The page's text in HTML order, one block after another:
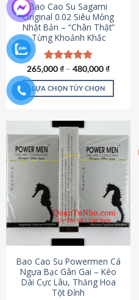
Bao Cao Su Sagami
Original 0.02 Siêu Mỏng
Nhật Bản – “Chân Thật”
Từng Khoảnh Khắc
Được xếp
hạng4.87
5 sao
265,000₫ – 480,000₫
LỰA CHỌN TÙY CHỌN
này
có
nhiều
biến
thể.
Các
tùy
chọn
có
chọn
trên
trang
Bao Cao Su Powermen Cá
Ngựa Bạc Gân Gai – Kéo
Dài Cực Lâu, Thăng Hoa
Tột Đỉnh